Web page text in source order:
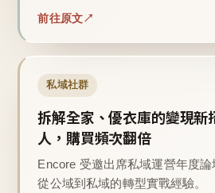
前往原文
私域社群
拆解全家、優衣庫的變現新
人，購買頻次翻倍
Encore 受邀出席私域運營年度
從公域到私域的轉型實戰經驗。